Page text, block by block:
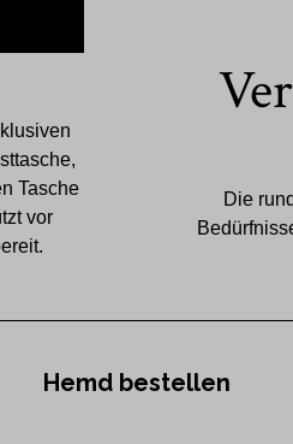
Tasche
vor
Die
Hemd bestellen